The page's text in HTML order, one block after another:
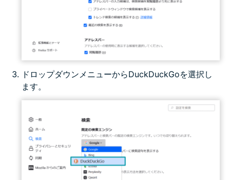
ドロップダウンメニューからDuckDuckGoを選択し
ます。